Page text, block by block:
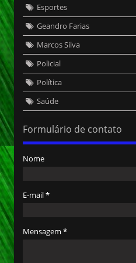
Esportes
Geandro Farias
Marcos Silva
Policial
Política
Saúde
Formulário de contato
Nome
E-mail*
Mensagem *